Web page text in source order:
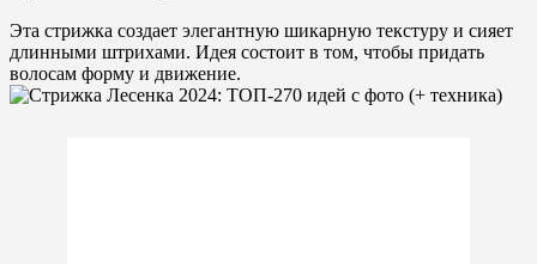
Эта стрижка создает элегантную шикарную текстуру и сияет
длинными штрихами. Идея состоит в том, чтобы придать
волосам форму и движение.